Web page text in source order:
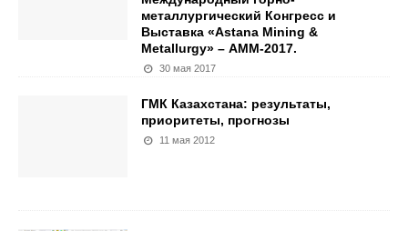
металлургический Конгресс и
Выставка «Astana Mining &
Metallurgy» – АММ-2017.
30 мая 2017
ГМК Казахстана: результаты,
приоритеты, прогнозы
11 мая 2012